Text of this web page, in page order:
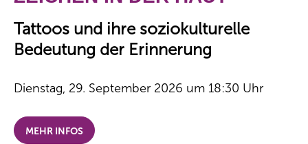
Tattoos und ihre soziokulturelle
Bedeutung der Erinnerung
Dienstag, 29. September 2026 um 18:30 Uhr
MEHR INFOS